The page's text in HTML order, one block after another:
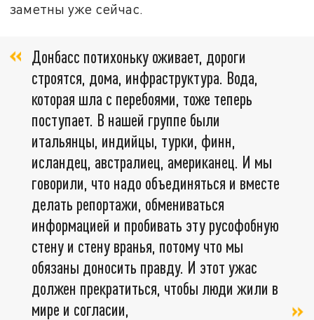
заметны уже сейчас.
Донбасс потихоньку оживает, дороги
строятся, дома, инфраструктура. Вода,
которая шла с перебоями, тоже теперь
поступает. В нашей группе были
итальянцы, индийцы, турки, финн,
исландец, австралиец, американец. И мы
говорили, что надо объединяться и вместе
делать репортажи, обмениваться
информацией и пробивать эту русофобную
стену и стену вранья, потому что мы
обязаны доносить правду. И этот ужас
должен прекратиться, чтобы люди жили в
мире и согласии,